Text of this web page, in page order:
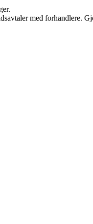
med forhandlere.